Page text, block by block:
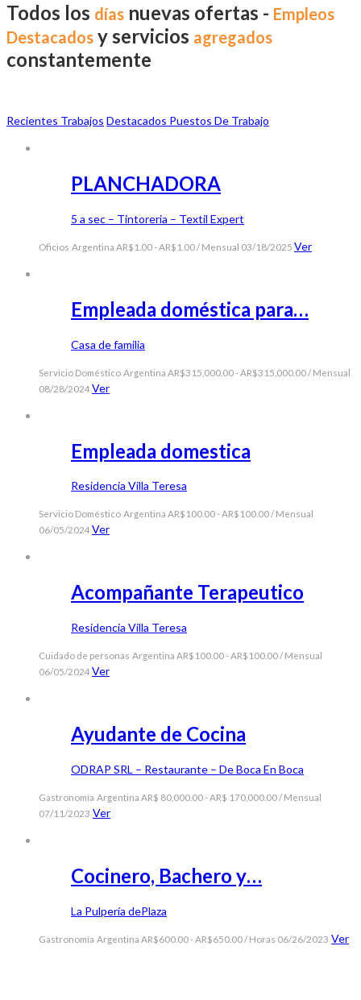
Todos los días nuevas ofertas - Empleos
Destacados y servicios agregados
constantemente
Recientes Trabajos Destacados Puestos De Trabajo
PLANCHADORA
5 a sec – Tintoreria – Textil Expert
Oficios Argentina AR$1.00 - AR$1.00 / Mensual 03/18/2025 Ver
Empleada doméstica para…
Casa de familia
Servicio Doméstico Argentina AR$315,000.00 - AR$315,000.00 / Mensual
08/28/2024 Ver
Empleada domestica
Residencia Villa Teresa
Servicio Doméstico Argentina AR$100.00 - AR$100.00 / Mensual
06/05/2024 Ver
Acompañante Terapeutico
Residencia Villa Teresa
Cuidado de personas Argentina AR$100.00 - AR$100.00 / Mensual
06/05/2024 Ver
Ayudante de Cocina
ODRAP SRL – Restaurante – De Boca En Boca
Gastronomía Argentina AR$ 80,000.00 - AR$ 170,000.00 / Mensual
07/11/2023 Ver
Cocinero, Bachero y…
La Pulpería dePlaza
Gastronomía Argentina AR$600.00 - AR$650.00 / Horas 06/26/2023 Ver